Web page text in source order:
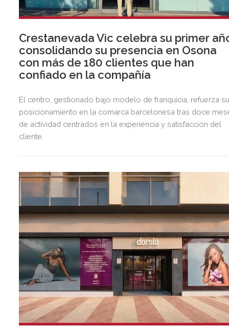
Crestanevada Vic celebra su primer
consolidando su presencia en Osona
con más de 180 clientes que han
confiado en la compañía
El centro, gestionado bajo modelo de franquicia, refuerza
posicionamiento en la comarca barcelonesa tras doce
de actividad centrados en la experiencia y satisfacción del
cliente.